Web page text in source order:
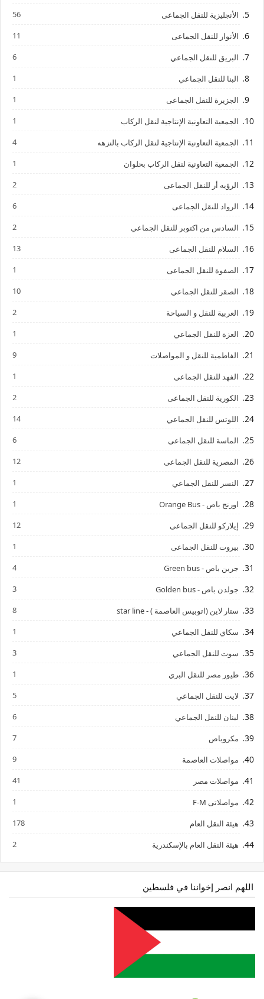
الأنجليزية للنقل الجماعى 56
الأنوار للنقل الجماعى 11
البريق للنقل الجماعي 6
البنا للنقل الجماعي 1
الجزيرة للنقل الجماعى 1
الجمعية التعاونية الإنتاجية لنقل الركاب 1
الجمعية التعاونية الإنتاجية لنقل الركاب بالنزهه 4
الجمعية التعاونية لنقل الركاب بحلوان 1
الرؤيه أر للنقل الجماعى 2
الرواد للنقل الجماعى 6
السادس من اكتوبر للنقل الجماعي 2
السلام للنقل الجماعى 13
الصفوة للنقل الجماعى 1
الصقر للنقل الجماعي 10
العربية للنقل و السياحة 2
العزة للنقل الجماعي 1
الفاطمية للنقل و المواصلات 9
الفهد للنقل الجماعى 1
الكورية للنقل الجماعى 2
اللوتس للنقل الجماعي 14
الماسة للنقل الجماعى 6
المصرية للنقل الجماعى 12
النسر للنقل الجماعي 1
اورنج باص - Orange Bus 1
إيلاركو للنقل الجماعى 12
بيروت للنقل الجماعى 1
جرين باص - Green bus 4
جولدن باص - Golden bus 3
ستار لاين (اتوبيس العاصمة ) - star line 8
سكاي للنقل الجماعي 1
سوت للنقل الجماعي 3
طيور مصر للنقل البري 1
لايت للنقل الجماعي 5
لبنان للنقل الجماعي 6
مكروباص 7
مواصلات العاصمة 9
مواصلات مصر 41
مواصلاتى F-M 1
هيئة النقل العام 178
هيئة النقل العام بالإسكندرية 2
اللهم انصر إخواننا في فلسطين